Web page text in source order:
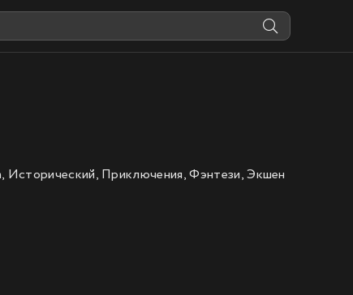
Исторический, Приключения, Фэнтези, Экшен